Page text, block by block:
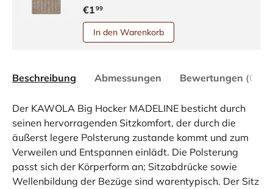
€199
In den Warenkorb
Beschreibung Abmessungen Bewertungen (0)
Der KAWOLA Big Hocker MADELINE besticht durch
seinen hervorragenden Sitzkomfort, der durch die
äußerst legere Polsterung zustande kommt und zum
Verweilen und Entspannen einlädt. Die Polsterung
passt sich der Körperform an; Sitzabdrücke sowie
Wellenbildung der Bezüge sind warentypisch. Der Sitz